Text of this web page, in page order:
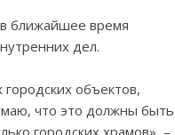
ближайшее время
дел.
объектов,
что это должны быть